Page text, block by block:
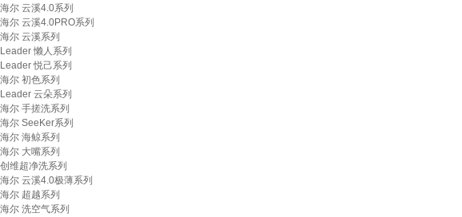
海尔 云溪4.0系列
海尔 云溪4.0PRO系列
海尔 云溪系列
Leader 懒人系列
Leader 悦己系列
海尔 初色系列
Leader 云朵系列
海尔 手搓洗系列
海尔 SeeKer系列
海尔 海鲸系列
海尔 大嘴系列
创维超净洗系列
海尔 云溪4.0极薄系列
海尔 超越系列
海尔 洗空气系列